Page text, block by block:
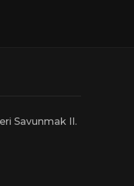
Savunmak II.